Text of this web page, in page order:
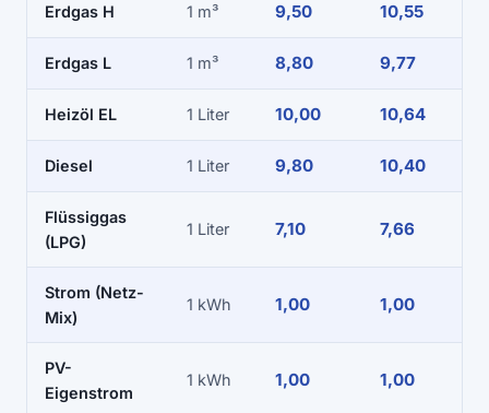
Erdgas H 1 m³ 9,50 10,55
Erdgas L 1 m³ 8,80 9,77
Heizöl EL 1 Liter 10,00 10,64
Diesel 1 Liter 9,80 10,40
Flüssiggas
(LPG)
1 Liter 7,10 7,66
Strom (Netz-
Mix)
1 kWh 1,00 1,00
PV-
Eigenstrom
1 kWh 1,00 1,00